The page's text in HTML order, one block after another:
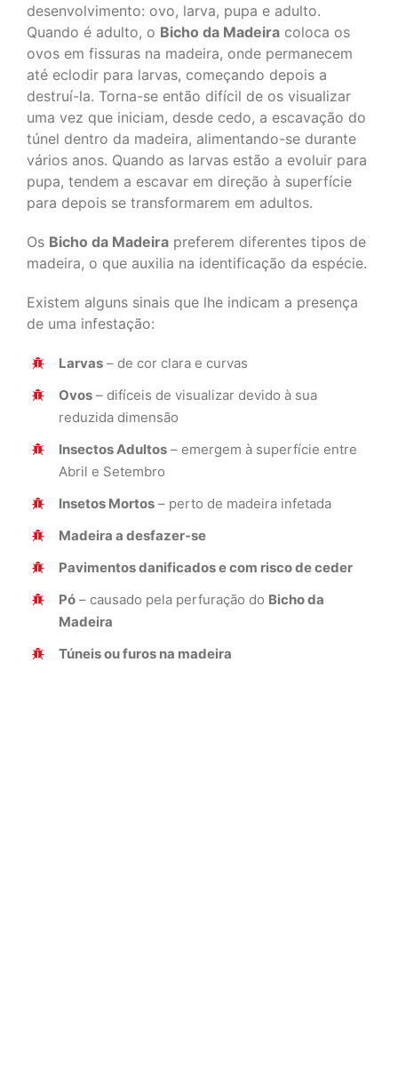
desenvolvimento: ovo, larva, pupa e adulto.
Quando é adulto, o Bicho da Madeira coloca os
ovos em fissuras na madeira, onde permanecem
até eclodir para larvas, começando depois a
destruí-la. Torna-se então difícil de os visualizar
uma vez que iniciam, desde cedo, a escavação do
túnel dentro da madeira, alimentando-se durante
vários anos. Quando as larvas estão a evoluir para
pupa, tendem a escavar em direção à superfície
para depois se transformarem em adultos.
Os Bicho da Madeira preferem diferentes tipos de
madeira, o que auxilia na identificação da espécie.
Existem alguns sinais que lhe indicam a presença
de uma infestação:
Larvas – de cor clara e curvas
Ovos – difíceis de visualizar devido à sua
reduzida dimensão
Insectos Adultos – emergem à superfície entre
Abril e Setembro
Insetos Mortos – perto de madeira infetada
Madeira a desfazer-se
Pavimentos danificados e com risco de ceder
Pó – causado pela perfuração do Bicho da
Madeira
Túneis ou furos na madeira